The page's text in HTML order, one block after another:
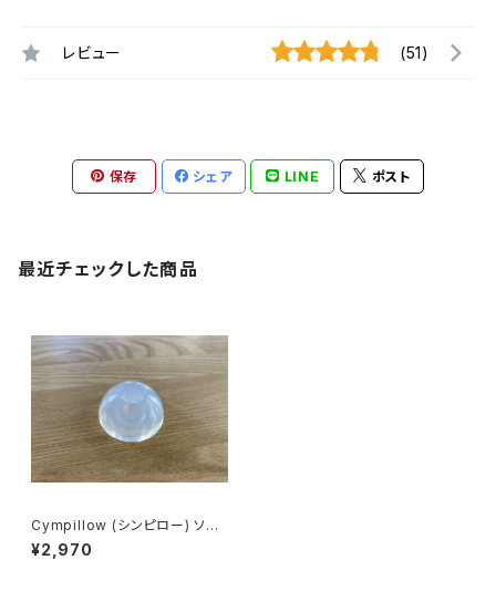
レビュー (51)
保存 シェア LINE ポスト
最近チェックした商品
Cympillow (シンピロー) ソフ
トホワイト / シンバルの音が激
変する奇跡のシンバルワッシャ
¥2,970